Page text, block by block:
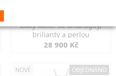
Zlatý kolier se smaragdy,
brilianty a perlou
28 900 Kč
NOVÉ OBJEDNÁNO